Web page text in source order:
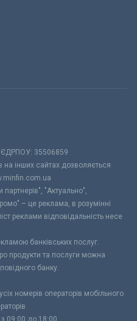
35506859
на інших сайтах дозволяється
"Актуально",
– це реклама, в розумінні
реклами відповідальність несе
банківських послуг.
продукти та послуги можна
банку.
номерів операторів мобільного
з 09:00 до 18:00